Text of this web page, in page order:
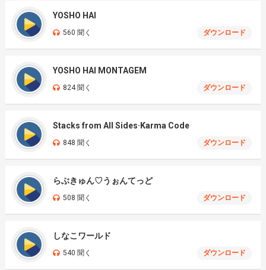
YOSHO HAI
560 聞く ダウンロード
YOSHO HAI MONTAGEM
824 聞く ダウンロード
Stacks from All Sides·Karma Code
848 聞く ダウンロード
らぶきゅん♡うぉんてっど
508 聞く ダウンロード
しなこワールド
540 聞く ダウンロード